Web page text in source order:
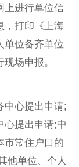
上进行单位信
，打印《上海
单位备齐单位
场申报。
中心提出申请;
心提出申请;中
市常住户口的
他单位、个人